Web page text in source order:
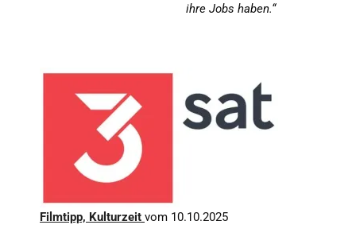
ihre Jobs haben.“
Filmtipp, Kulturzeit vom 10.10.2025